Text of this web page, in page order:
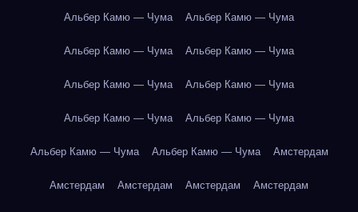
Альбер Камю — Чума Альбер Камю — Чума
Альбер Камю — Чума Альбер Камю — Чума
Альбер Камю — Чума Альбер Камю — Чума
Альбер Камю — Чума Альбер Камю — Чума
Альбер Камю — Чума Альбер Камю — Чума Амстердам
Амстердам Амстердам Амстердам Амстердам